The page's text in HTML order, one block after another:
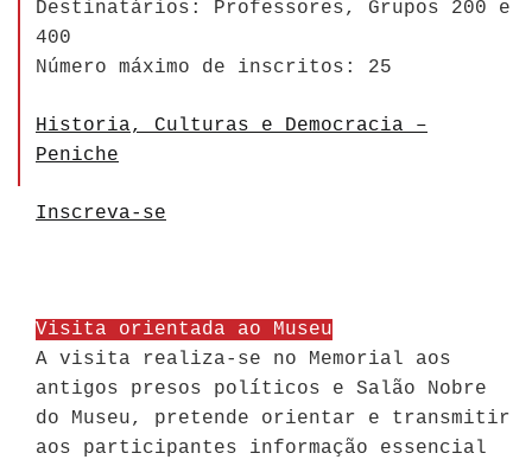
Destinatários: Professores, Grupos 200 e
400
Número máximo de inscritos: 25
Historia, Culturas e Democracia –
Peniche
Inscreva-se
Visita orientada ao Museu
A visita realiza-se no Memorial aos
antigos presos políticos e Salão Nobre
do Museu, pretende orientar e transmitir
aos participantes informação essencial